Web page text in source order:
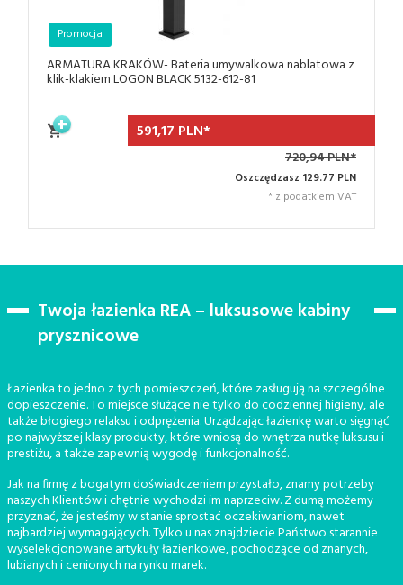
ARMATURA KRAKÓW- Bateria umywalkowa nablatowa z
klik-klakiem LOGON BLACK 5132-612-81
Promocja
591,17 PLN*
720,94 PLN*
Oszczędzasz 129.77 PLN
* z podatkiem VAT
Twoja łazienka REA – luksusowe kabiny
prysznicowe
Łazienka to jedno z tych pomieszczeń, które zasługują na szczególne
dopieszczenie. To miejsce służące nie tylko do codziennej higieny, ale
także błogiego relaksu i odprężenia. Urządzając łazienkę warto sięgnąć
po najwyższej klasy produkty, które wniosą do wnętrza nutkę luksusu i
prestiżu, a także zapewnią wygodę i funkcjonalność.
Jak na firmę z bogatym doświadczeniem przystało, znamy potrzeby
naszych Klientów i chętnie wychodzi im naprzeciw. Z dumą możemy
przyznać, że jesteśmy w stanie sprostać oczekiwaniom, nawet
najbardziej wymagających. Tylko u nas znajdziecie Państwo starannie
wyselekcjonowane artykuły łazienkowe, pochodzące od znanych,
lubianych i cenionych na rynku marek.